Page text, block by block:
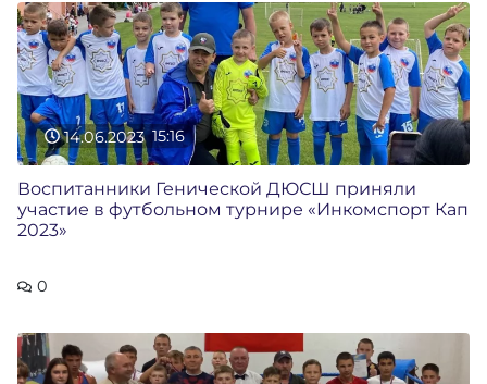
14.06.2023 15:16
Воспитанники Генической ДЮСШ приняли
участие в футбольном турнире «Инкомспорт Кап
2023»
0